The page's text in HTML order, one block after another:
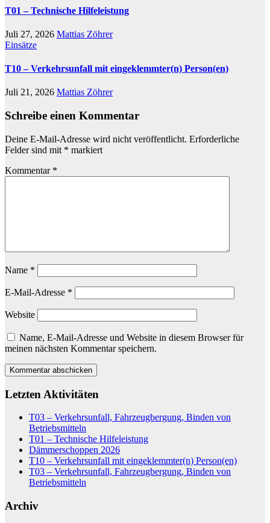
T01 – Technische Hilfeleistung
Juli 27, 2026 Mattias Zöhrer
Einsätze
T10 – Verkehrsunfall mit eingeklemmter(n) Person(en)
Juli 21, 2026 Mattias Zöhrer
Schreibe einen Kommentar
Deine E-Mail-Adresse wird nicht veröffentlicht. Erforderliche
Felder sind mit * markiert
Kommentar *
Name *
E-Mail-Adresse *
Website
Name, E-Mail-Adresse und Website in diesem Browser für
meinen nächsten Kommentar speichern.
Letzten Aktivitäten
T03 – Verkehrsunfall, Fahrzeugbergung, Binden von
Betriebsmitteln
T01 – Technische Hilfeleistung
Dämmerschoppen 2026
T10 – Verkehrsunfall mit eingeklemmter(n) Person(en)
T03 – Verkehrsunfall, Fahrzeugbergung, Binden von
Betriebsmitteln
Archiv